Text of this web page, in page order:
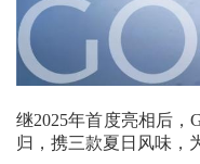
继2025年首度亮相后，
归，携三款夏日风味，